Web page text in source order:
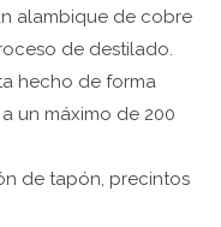
alambique de cobre
de destilado.
hecho de forma
un máximo de 200
de tapón, precintos